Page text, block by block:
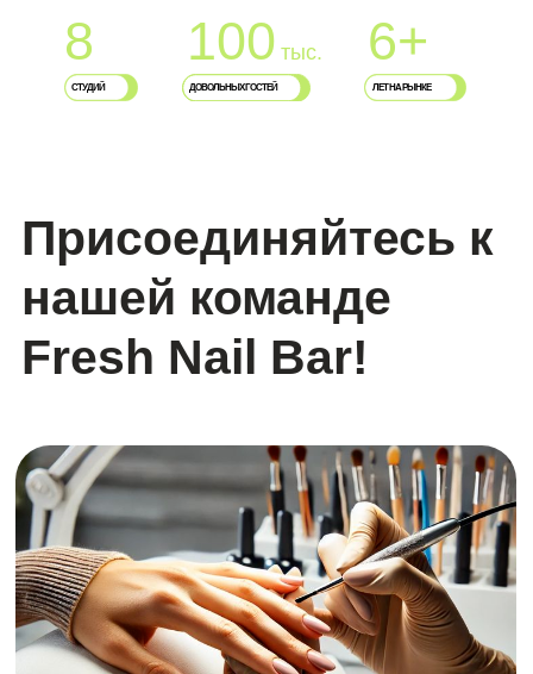
8 100 6+
СТУДИЙ ДОВОЛЬНЫХ ГОСТЕЙ ЛЕТ НА РЫНКЕ
тыс.
Fresh Nail Bar!
Вакансии
Мечтаете работать в стильном салоне с дружной
атмосферой и постоянным потоком клиентов?
Мы ищем талантливых мастеров маникюра
и администраторов. Откройте для себя актуальные
вакансии — возможно, именно вы нам нужны!